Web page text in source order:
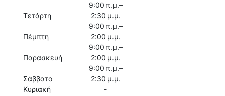
Τετάρτη
9:00 π.μ.–
2:30 μ.μ.
Πέμπτη
9:00 π.μ.–
2:00 μ.μ.
Παρασκευή
9:00 π.μ.–
2:00 μ.μ.
Σάββατο
9:00 π.μ.–
2:30 μ.μ.
Κυριακή
-